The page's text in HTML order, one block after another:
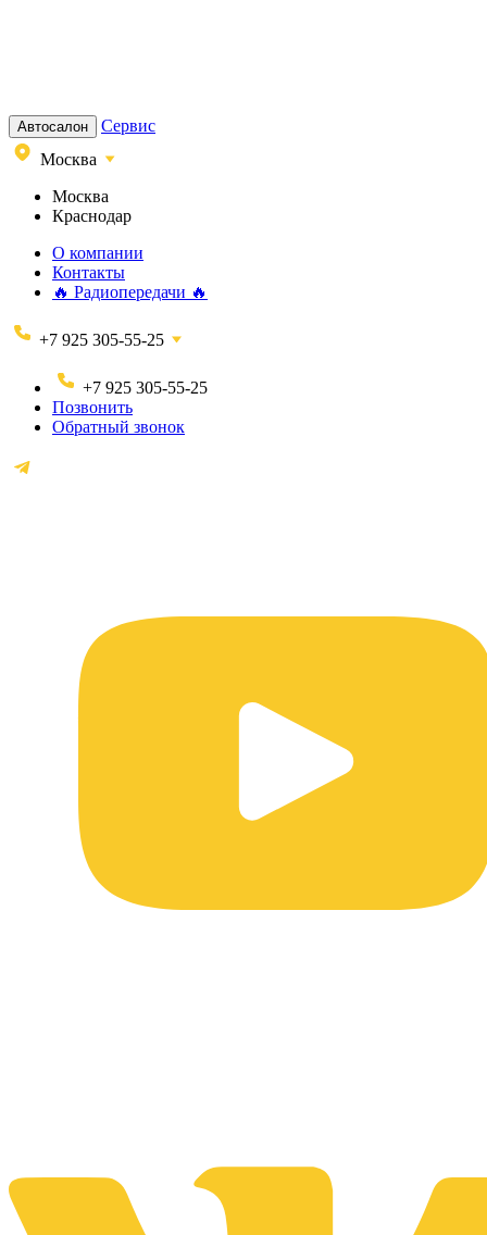
Автосалон
Сервис
Москва
Москва
Краснодар
О компании
Контакты
🔥 Радиопередачи 🔥
+7 925 305-55-25
+7 925 305-55-25
Позвонить
Обратный звонок